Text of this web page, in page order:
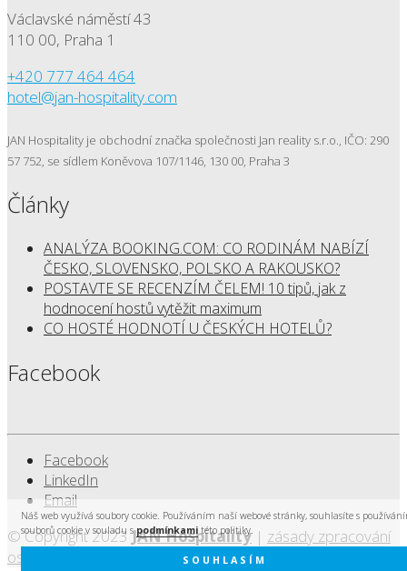
Náš web využívá soubory cookie. Používáním naší webové stránky, souhlasíte s
souborů cookie v souladu spodmínkamitéto politiky.
SOUHLASÍM
Václavské náměstí 43
110 00, Praha 1
+420 777 464 464
hotel@jan-hospitality.com
JAN Hospitality je obchodní značka společnosti Jan reality s.r.o., IČO: 290
57 752, se sídlem Koněvova 107/1146, 130 00, Praha 3
Články
ANALÝZA BOOKING.COM: CO RODINÁM NABÍZÍ
ČESKO, SLOVENSKO, POLSKO A RAKOUSKO?
POSTAVTE SE RECENZÍM ČELEM! 10 tipů, jak z
hodnocení hostů vytěžit maximum
CO HOSTÉ HODNOTÍ U ČESKÝCH HOTELŮ?
Facebook
Facebook
LinkedIn
Email
© Copyright 2023JAN Hospitality| zásady zpracování
osobních údajů
created by Cyberart